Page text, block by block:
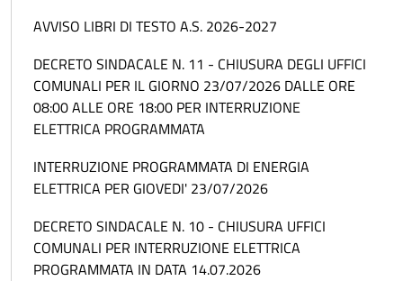
AVVISO LIBRI DI TESTO A.S. 2026-2027
DECRETO SINDACALE N. 11 - CHIUSURA DEGLI UFFICI
COMUNALI PER IL GIORNO 23/07/2026 DALLE ORE
08:00 ALLE ORE 18:00 PER INTERRUZIONE
ELETTRICA PROGRAMMATA
INTERRUZIONE PROGRAMMATA DI ENERGIA
ELETTRICA PER GIOVEDI' 23/07/2026
DECRETO SINDACALE N. 10 - CHIUSURA UFFICI
COMUNALI PER INTERRUZIONE ELETTRICA
PROGRAMMATA IN DATA 14.07.2026